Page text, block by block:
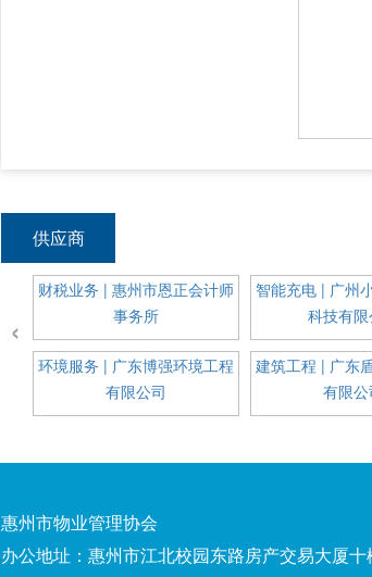
供应商
‹
财税业务 | 惠州市恩正会计师
事务所
环境服务 | 广东博强环境工程
有限公司
智能充电 | 广州
科技有限
建筑工程 | 广东
有限公
惠州市物业管理协会
办公地址：惠州市江北校园东路房产交易大厦